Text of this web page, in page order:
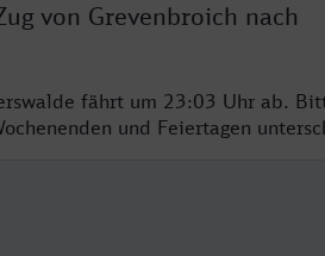
von Grevenbroich nach
fährt um 23:03 Uhr ab.
und Feiertagen